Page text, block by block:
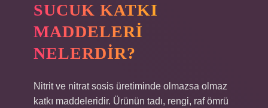
SUCUK KATKI
MADDELERI
NELERDIR?
Nitrit ve nitrat sosis üretiminde olmazsa olmaz
katkı maddeleridir. Ürünün tadı, rengi, raf ömrü